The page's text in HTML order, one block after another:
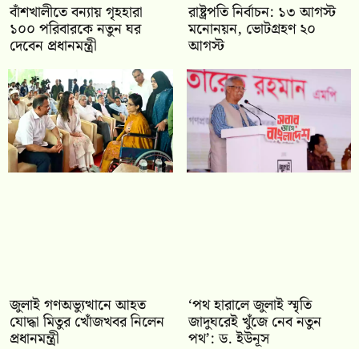
বাঁশখালীতে বন্যায় গৃহহারা
১০০ পরিবারকে নতুন ঘর
দেবেন প্রধানমন্ত্রী
রাষ্ট্রপতি নির্বাচন: ১৩ আগস্ট
মনোনয়ন, ভোটগ্রহণ ২০
আগস্ট
জুলাই গণঅভ্যুত্থানে আহত
যোদ্ধা মিতুর খোঁজখবর নিলেন
প্রধানমন্ত্রী
‘পথ হারালে জুলাই স্মৃতি
জাদুঘরেই খুঁজে নেব নতুন
পথ’: ড. ইউনূস